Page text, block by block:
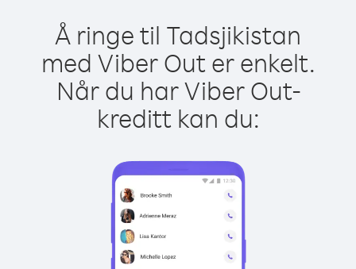
Å ringe til Tadsjikistan
med Viber Out er enkelt.
Når du har Viber Out-
kreditt kan du: